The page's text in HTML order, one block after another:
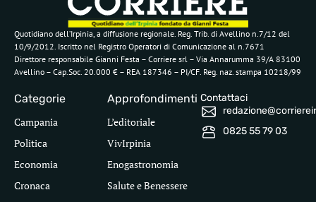
Quotidiano dell’Irpinia, a diffusione regionale. Reg. Trib. di Avellino n.7/12 del
10/9/2012. Iscritto nel Registro Operatori di Comunicazione al n.7671
Direttore responsabile Gianni Festa – Corriere srl – Via Annarumma 39/A 83100
Avellino – Cap.Soc. 20.000 € – REA 187346 – PI/CF. Reg. naz. stampa 10218/99
Categorie
Campania
Politica
Economia
Cronaca
Approfondimenti
L’editoriale
VivIrpinia
Enogastronomia
Salute e Benessere
Contattaci
0825 55 79 03